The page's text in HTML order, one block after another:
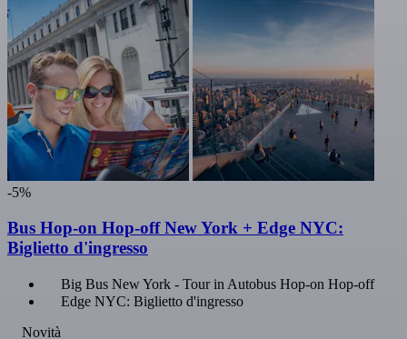
-5%
Bus Hop-on Hop-off New York + Edge NYC:
Biglietto d'ingresso
Big Bus New York - Tour in Autobus Hop-on Hop-off
Edge NYC: Biglietto d'ingresso
Novità